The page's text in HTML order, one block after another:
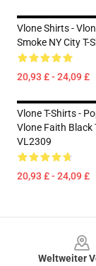
Vlone Shirts -
Smoke NY City T-
20,93 £ - 24,09 £
Vlone T-Shirts -
Vlone Faith Black
VL2309
20,93 £ - 24,09 £
Weltweiter